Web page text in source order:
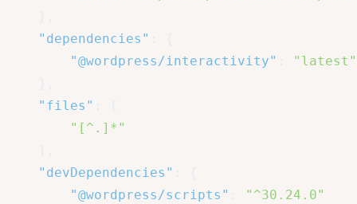
"dependencies"
"@wordpress/interactivity"
"latest"
"files"
"[^.]*"
"devDependencies"
"@wordpress/scripts"
"^30.24.0"